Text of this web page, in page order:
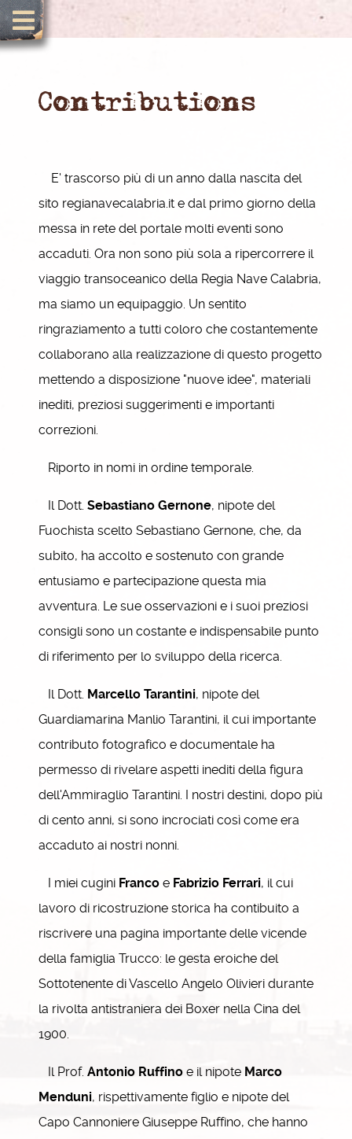
Contributions
E' trascorso più di un anno dalla nascita del
sito regianavecalabria.it e dal primo giorno della
messa in rete del portale molti eventi sono
accaduti. Ora non sono più sola a ripercorrere il
viaggio transoceanico della Regia Nave Calabria,
ma siamo un equipaggio. Un sentito
ringraziamento a tutti coloro che costantemente
collaborano alla realizzazione di questo progetto
mettendo a disposizione "nuove idee", materiali
inediti, preziosi suggerimenti e importanti
correzioni.
Riporto in nomi in ordine temporale.
Il Dott. Sebastiano Gernone, nipote del
Fuochista scelto Sebastiano Gernone, che, da
subito, ha accolto e sostenuto con grande
entusiamo e partecipazione questa mia
avventura. Le sue osservazioni e i suoi preziosi
consigli sono un costante e indispensabile punto
di riferimento per lo sviluppo della ricerca.
Il Dott. Marcello Tarantini, nipote del
Guardiamarina Manlio Tarantini, il cui importante
contributo fotografico e documentale ha
permesso di rivelare aspetti inediti della figura
dell'Ammiraglio Tarantini. I nostri destini, dopo più
di cento anni, si sono incrociati così come era
accaduto ai nostri nonni.
I miei cugini Franco e Fabrizio Ferrari, il cui
lavoro di ricostruzione storica ha contibuito a
riscrivere una pagina importante delle vicende
della famiglia Trucco: le gesta eroiche del
Sottotenente di Vascello Angelo Olivieri durante
la rivolta antistraniera dei Boxer nella Cina del
1900.
Il Prof. Antonio Ruffino e il nipote Marco
Menduni, rispettivamente figlio e nipote del
Capo Cannoniere Giuseppe Ruffino, che hanno